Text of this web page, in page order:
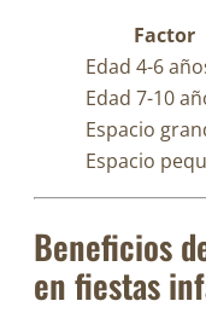
Factor
Edad 4-6
Edad 7-10
Espacio
Espacio
Beneficios
en fiestas